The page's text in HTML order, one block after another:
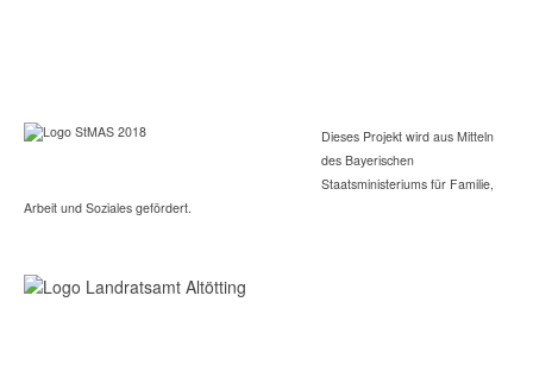
Dieses Projekt wird aus Mitteln
des Bayerischen
Staatsministeriums für Familie,
Arbeit und Soziales gefördert.